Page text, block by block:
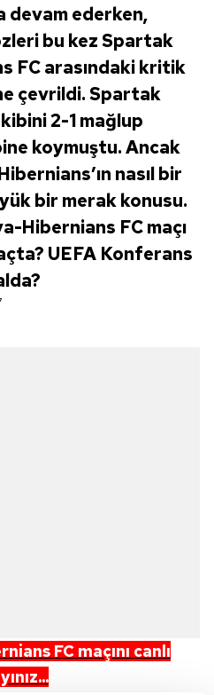
devam ederken,
bu kez Spartak
FC arasındaki kritik
çevrildi. Spartak
2-1 mağlup
koymuştu. Ancak
nasıl bir
bir merak konusu.
Hibernians FC maçı
UEFA Konferans
FC maçını canlı